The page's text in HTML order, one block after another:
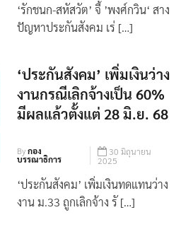
Byกอง
บรรณาธิการ
23 กรกฎาคม
2025
‘ประกันสังคม’ เพิ่มเงินว่าง
งานกรณีเลิกจ้างเป็น 60%
มีผลแล้วตั้งแต่ 28 มิ.ย. 68
Byกอง
บรรณาธิการ
30 มิถุนายน
2025
‘ประกันสังคม’ เพิ่มเงินทดแทนว่าง